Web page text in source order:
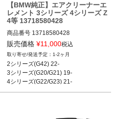
【BMW純正】エアクリーナーエ
レメント 3シリーズ 4シリーズ Z
4等 13718580428
商品番号 13718580428
13718580428
2シリーズ(G42) 22-
3シリーズ(G20/G21) 19-
4シリーズ(G22/G23) 21-
Z4(G29) 19-
販売価格 ¥11,000税込
1-2ヶ月
2シリーズ(G42) 22-
3シリーズ(G20/G21) 19-
4シリーズ(G22/G23) 21-